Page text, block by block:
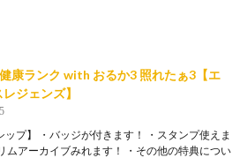
健康ランク with おるか3 照れたぁ3【エ
ジェンズ】
ップ】 ・バッジが付きます！ ・スタンプ使えま
ムアーカイブみれます！ ・その他の特典につい